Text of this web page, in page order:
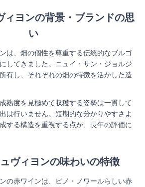
ィヨンの背景・ブランドの思
い
は、畑の個性を尊重する伝統的なブルゴ
してきました。ニュイ・サン・ジョルジ
有し、それぞれの畑の特徴を活かした造
熟度を見極めて収穫する姿勢は一貫して
は行いません。短期的な分かりやすさよ
する構造を重視する点が、長年の評価に
ヴィヨンの味わいの特徴
の赤ワインは、ピノ・ノワールらしい赤